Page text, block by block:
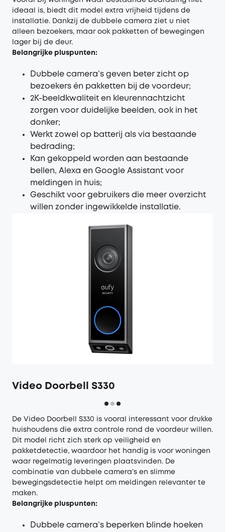
ideaal is, biedt dit model extra vrijheid tijdens de
installatie. Dankzij de dubbele camera ziet u niet
alleen bezoekers, maar ook pakketten of bewegingen
lager bij de deur.
Belangrijke pluspunten:
Dubbele camera’s geven beter zicht op
bezoekers én pakketten bij de voordeur;
2K-beeldkwaliteit en kleurennachtzicht
zorgen voor duidelijke beelden, ook in het
donker;
Werkt zowel op batterij als via bestaande
bedrading;
Kan gekoppeld worden aan bestaande
bellen, Alexa en Google Assistant voor
meldingen in huis;
Geschikt voor gebruikers die meer overzicht
willen zonder ingewikkelde installatie.
Video Doorbell S330
De Video Doorbell S330 is vooral interessant voor drukke
huishoudens die extra controle rond de voordeur willen.
Dit model richt zich sterk op veiligheid en
pakketdetectie, waardoor het handig is voor woningen
waar regelmatig leveringen plaatsvinden. De
combinatie van dubbele camera’s en slimme
bewegingsdetectie helpt om meldingen relevanter te
maken.
Belangrijke pluspunten:
Dubbele camera’s beperken blinde hoeken